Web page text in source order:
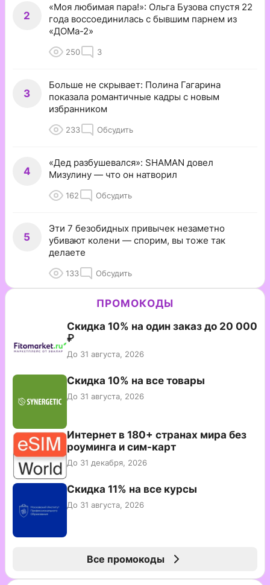
2
«Моя любимая пара!»: Ольга Бузова спустя 22
года воссоединилась с бывшим парнем из
«ДОМа-2»
250 3
3
Больше не скрывает: Полина Гагарина
показала романтичные кадры с новым
избранником
233 Обсудить
4
«Дед разбушевался»: SHAMAN довел
Мизулину — что он натворил
162 Обсудить
5
Эти 7 безобидных привычек незаметно
убивают колени — спорим, вы тоже так
делаете
133 Обсудить
ПРОМОКОДЫ
Скидка 10% на один заказ до 20 000
₽
До 31 августа, 2026
Скидка 10% на все товары
До 31 августа, 2026
Интернет в 180+ странах мира без
роуминга и сим-карт
До 31 декабря, 2026
Скидка 11% на все курсы
До 31 августа, 2026
Все промокоды